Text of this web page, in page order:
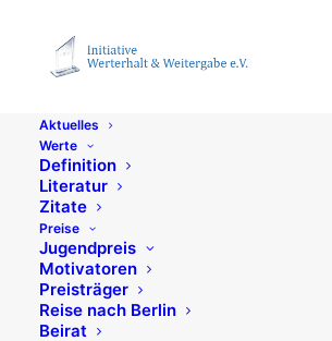
Aktuelles
Werte
Definition
Literatur
Zitate
Preise
Jugendpreis
Motivatoren
Preisträger
Reise nach Berlin
Beirat
Januar 2026
Buch zum 5.
Jugendpreis: Ist